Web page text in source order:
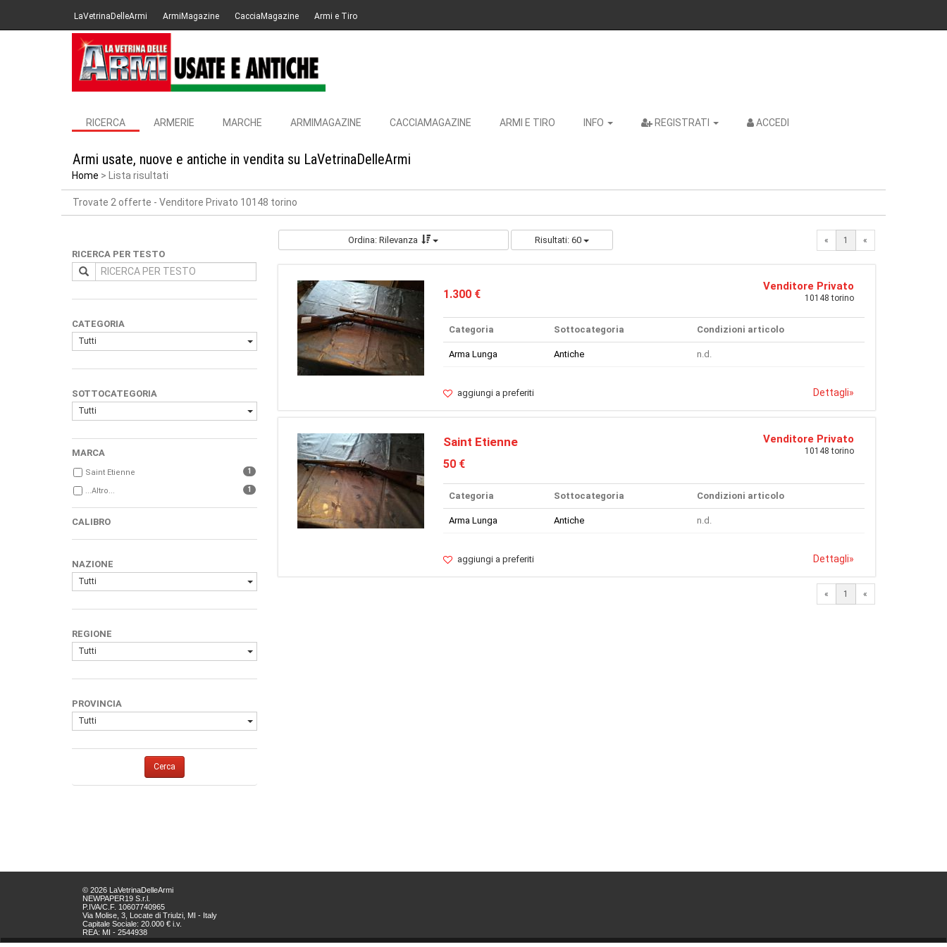
LaVetrinaDelleArmi ArmiMagazine CacciaMagazine Armi e Tiro
RICERCA ARMERIE MARCHE ARMIMAGAZINE CACCIAMAGAZINE ARMI E TIRO INFO REGISTRATI ACCEDI
Armi usate, nuove e antiche in vendita su LaVetrinaDelleArmi
Home Lista risultati
Trovate 2 offerte - Venditore Privato 10148 torino
RICERCA PER TESTO
CATEGORIA
Tutti
SOTTOCATEGORIA
Tutti
MARCA
Saint Etienne 1
...Altro... 1
CALIBRO
NAZIONE
Tutti
REGIONE
Tutti
PROVINCIA
Tutti
Cerca
Ordina: Rilevanza Risultati: 60 « 1 «
1.300 €
Venditore Privato
10148 torino
Categoria Sottocategoria Condizioni articolo
Arma Lunga Antiche n.d.
aggiungi a preferiti Dettagli»
Saint Etienne
50 €
Venditore Privato
10148 torino
Categoria Sottocategoria Condizioni articolo
Arma Lunga Antiche n.d.
aggiungi a preferiti Dettagli»
« 1 «
© 2026 LaVetrinaDelleArmi
NEWPAPER19 S.r.l.
P.IVA/C.F. 10607740965
Via Molise, 3, Locate di Triulzi, MI - Italy
Capitale Sociale: 20.000 € i.v.
REA: MI - 2544938